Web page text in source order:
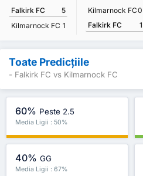
Falkirk FC
5
Kilmarnock FC 1
Kilmarnock FC0
Falkirk FC
1
Toate Predicțiile
- Falkirk FC vs Kilmarnock FC
60% Peste 2.5
Media Ligii : 50%
40% GG
Media Ligii : 67%